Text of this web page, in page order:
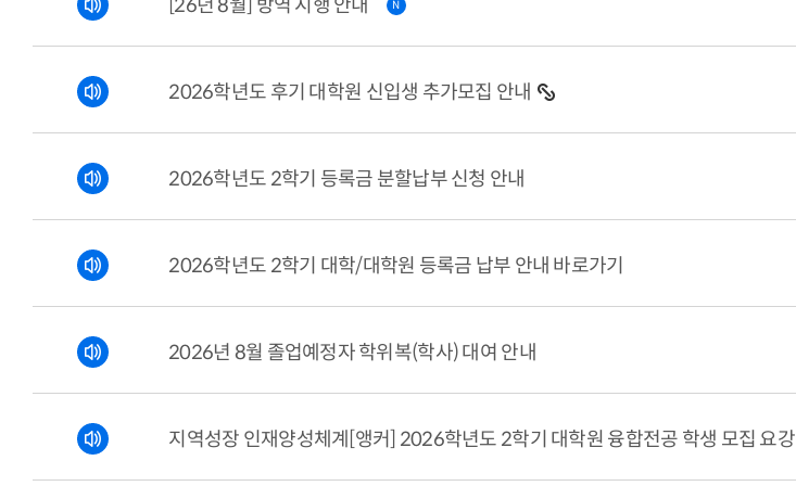
[26년 8월] 방역 시행 안내 N
2026학년도 후기 대학원 신입생 추가모집 안내
2026학년도 2학기 등록금 분할납부 신청 안내
2026학년도 2학기 대학/대학원 등록금 납부 안내 바로가기
2026년 8월 졸업예정자 학위복(학사) 대여 안내
지역성장 인재양성체계[앵커] 2026학년도 2학기 대학원 융합전공 학생 모집 요강